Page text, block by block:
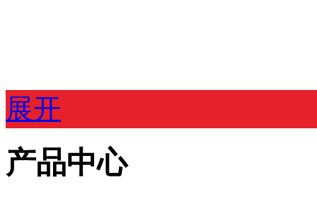
展开
产品中心